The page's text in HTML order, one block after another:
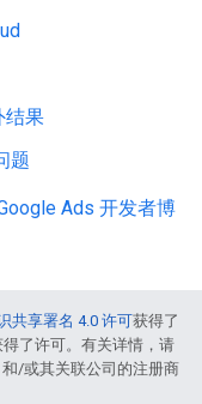
结果
题
Ads 开发者博
共享署名 4.0 许可获得了
得了许可。有关详情，请
和/或其关联公司的注册商